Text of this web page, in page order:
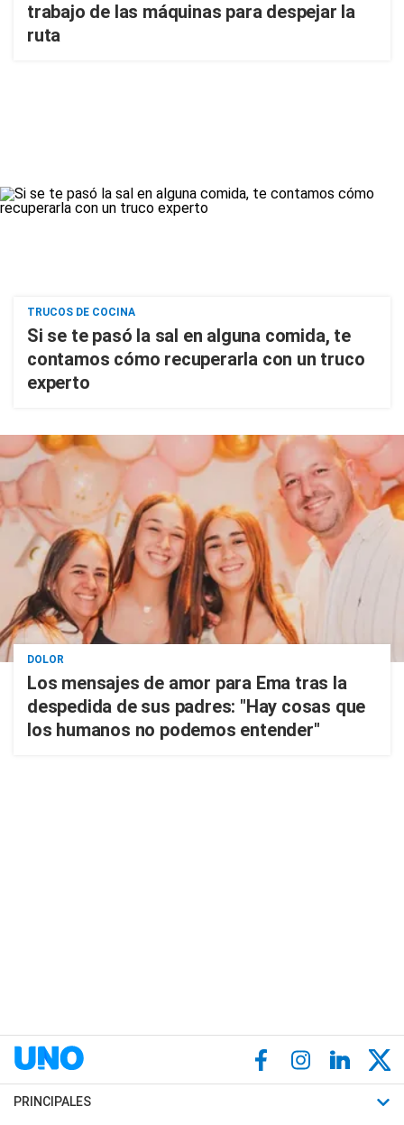
trabajo de las máquinas para despejar la
ruta
TRUCOS DE COCINA
Si se te pasó la sal en alguna comida, te
contamos cómo recuperarla con un truco
experto
DOLOR
Los mensajes de amor para Ema tras la
despedida de sus padres: "Hay cosas que
los humanos no podemos entender"
PRINCIPALES